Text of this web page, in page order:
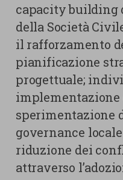
capacity building
della Società
il rafforzamento
pianificazione
progettuale;
sperimentazione
governance
riduzione dei
attraverso